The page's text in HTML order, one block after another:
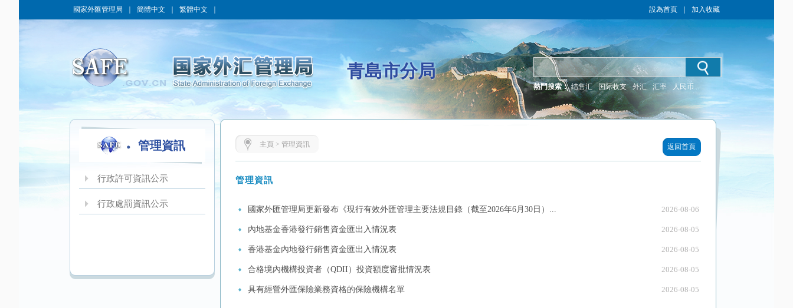
國家外匯管理局 簡體中文 繁體中文 設為首頁 加入收藏
青島市分局
熱門搜索： 结售汇 国际收支 外汇 汇率 人民币
管理資訊
行政許可資訊公示
行政處罰資訊公示
主頁 >管理資訊 返回首頁
管理資訊
國家外匯管理局更新發布《現行有效外匯管理主要法規目錄（截至2026年6月30日）... 2026-08-06
內地基金香港發行銷售資金匯出入情況表 2026-08-05
香港基金內地發行銷售資金匯出入情況表 2026-08-05
合格境內機構投資者（QDII）投資額度審批情況表 2026-08-05
具有經營外匯保險業務資格的保險機構名單 2026-08-05